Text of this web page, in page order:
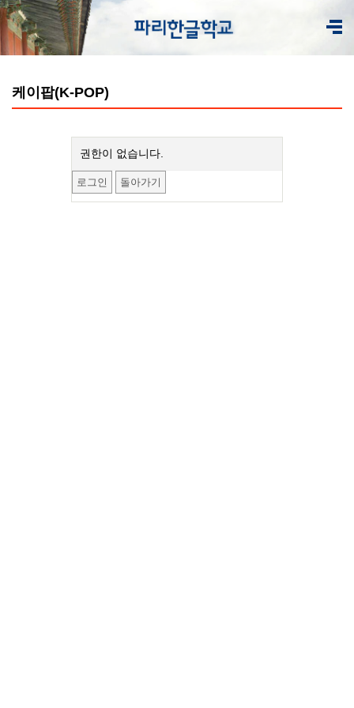
케이팝(K-POP)
권한이 없습니다.
로그인 돌아가기